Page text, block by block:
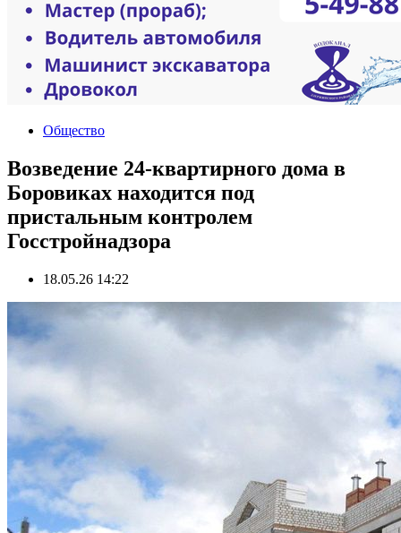
Общество
Возведение 24-квартирного дома в
Боровиках находится под
пристальным контролем
Госстройнадзора
18.05.26 14:22